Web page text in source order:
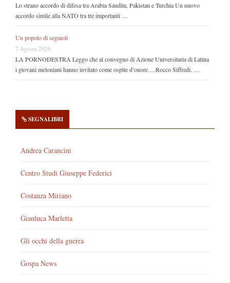
Lo strano accordo di difesa tra Arabia Saudita, Pakistan e Turchia Un nuovo
accordo simile alla NATO tra tre importanti …
Un popolo di segaioli
7 Agosto 2026
LA PORNODESTRA Leggo che al convegno di Azione Universitaria di Latina
i giovani meloniani hanno invitato come ospite d’onore….Rocco Siffredi. …
SEGNALIBRI
Andrea Carancini
Centro Studi Giuseppe Federici
Costanza Miriano
Gianluca Marletta
Gli occhi della guerra
Gospa News